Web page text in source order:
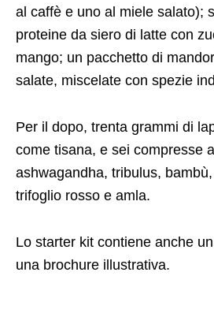
al caffè e uno al miele salato);
proteine da siero di latte con
mango; un pacchetto di
salate, miscelate con spezie
Per il dopo, trenta grammi di
come tisana, e sei compresse
ashwagandha, tribulus,
trifoglio rosso e amla.
Lo starter kit contiene anche
una brochure illustrativa.